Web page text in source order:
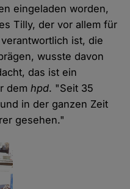
eingeladen worden,
Tilly, der vor allem für
ist, die
wusste davon
das ist ein
demhpd. "Seit 35
in der ganzen Zeit
gesehen."